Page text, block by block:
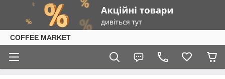
COFFEE MARKET